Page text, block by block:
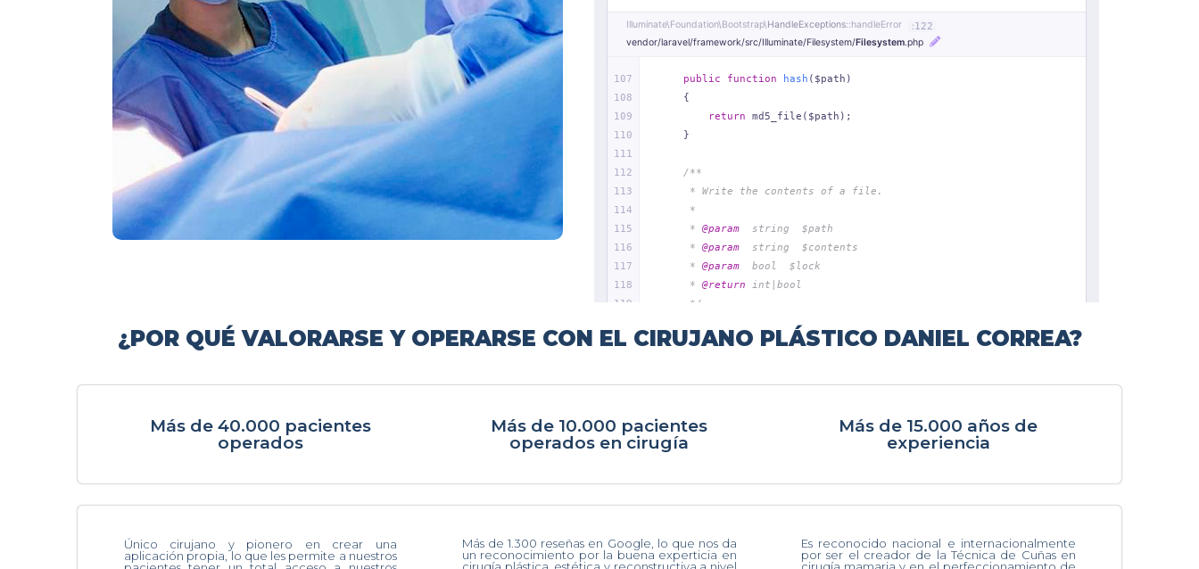
¿POR QUÉ VALORARSE Y OPERARSE CON EL CIRUJANO PLÁSTICO DANIEL CORREA?
Más de 40.000 pacientes
operados
Más de 10.000 pacientes
operados en cirugía
Más de 15.000 años de
experiencia
Único cirujano y pionero en crear una
aplicación propia, lo que les permite a nuestros
Más de 1.300 reseñas en Google, lo que nos da
un reconocimiento por la buena experticia en
cirugía plástica, estética y reconstructiva a nivel
Es reconocido nacional e internacionalmente
por ser el creador de la Técnica de Cuñas en
cirugía mamaria y en el perfeccionamiento de